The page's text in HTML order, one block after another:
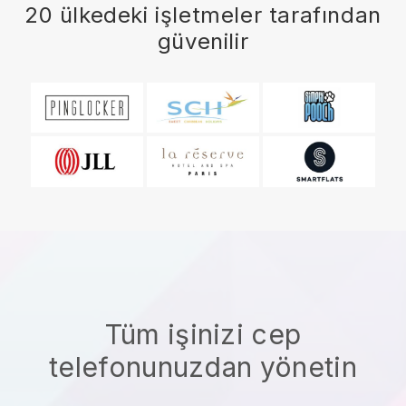
20 ülkedeki işletmeler tarafından
güvenilir
Tüm işinizi cep
telefonunuzdan yönetin